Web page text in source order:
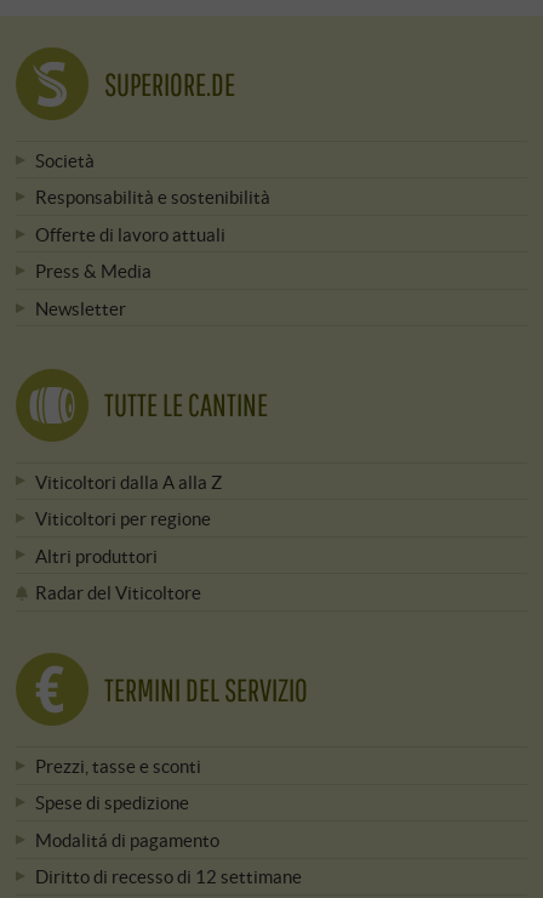
SUPERIORE.DE
Società
Responsabilità e sostenibilità
Offerte di lavoro attuali
Press & Media
Newsletter
TUTTE LE CANTINE
Viticoltori dalla A alla Z
Viticoltori per regione
Altri produttori
Radar del Viticoltore
TERMINI DEL SERVIZIO
Prezzi, tasse e sconti
Spese di spedizione
Modalitá di pagamento
Diritto di recesso di 12 settimane